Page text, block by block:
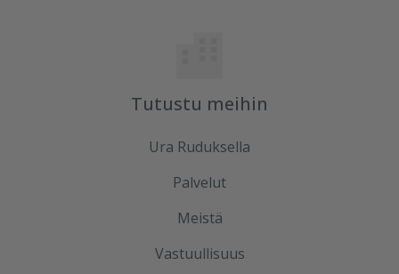
Tutustu meihin
Ura Ruduksella
Palvelut
Meistä
Vastuullisuus